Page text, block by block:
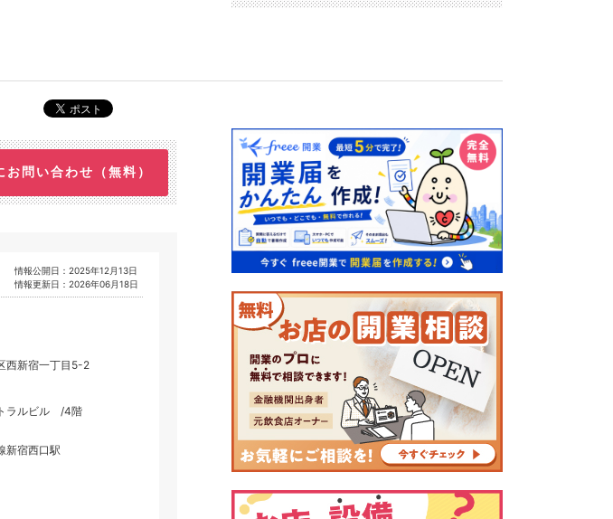
お問い合わせ（無料）
情報公開日：2025年12月13日
情報更新日：2026年06月18日
西新宿一丁目5-2
ラルビル /4階
新宿西口駅